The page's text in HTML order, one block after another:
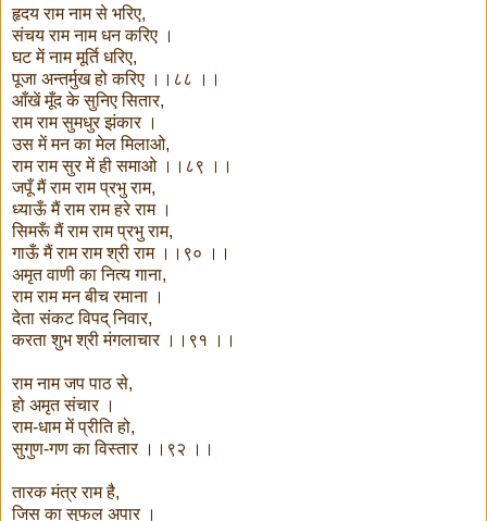
हृदय राम नाम से भरिए,
संचय राम नाम धन करिए ।
घट में नाम मूर्ति धरिए,
पूजा अन्तर्मुख हो करिए ।।८८ ।।
आँखें मूँद के सुनिए सितार,
राम राम सुमधुर झंकार ।
उस में मन का मेल मिलाओ,
राम राम सुर में ही समाओ ।।८९ ।।
जपूँ मैं राम राम प्रभु राम,
ध्याऊँ मैं राम राम हरे राम ।
सिमरूँ मैं राम राम प्रभु राम,
गाऊँ मैं राम राम श्री राम ।।९० ।।
अमृत वाणी का नित्य गाना,
राम राम मन बीच रमाना ।
देता संकट विपद् निवार,
करता शुभ श्री मंगलाचार ।।९१ ।।
राम नाम जप पाठ से,
हो अमृत संचार ।
राम-धाम में प्रीति हो,
सुगुण-गण का विस्तार ।।९२ ।।
तारक मंत्र राम है,
जिस का सुफल अपार ।